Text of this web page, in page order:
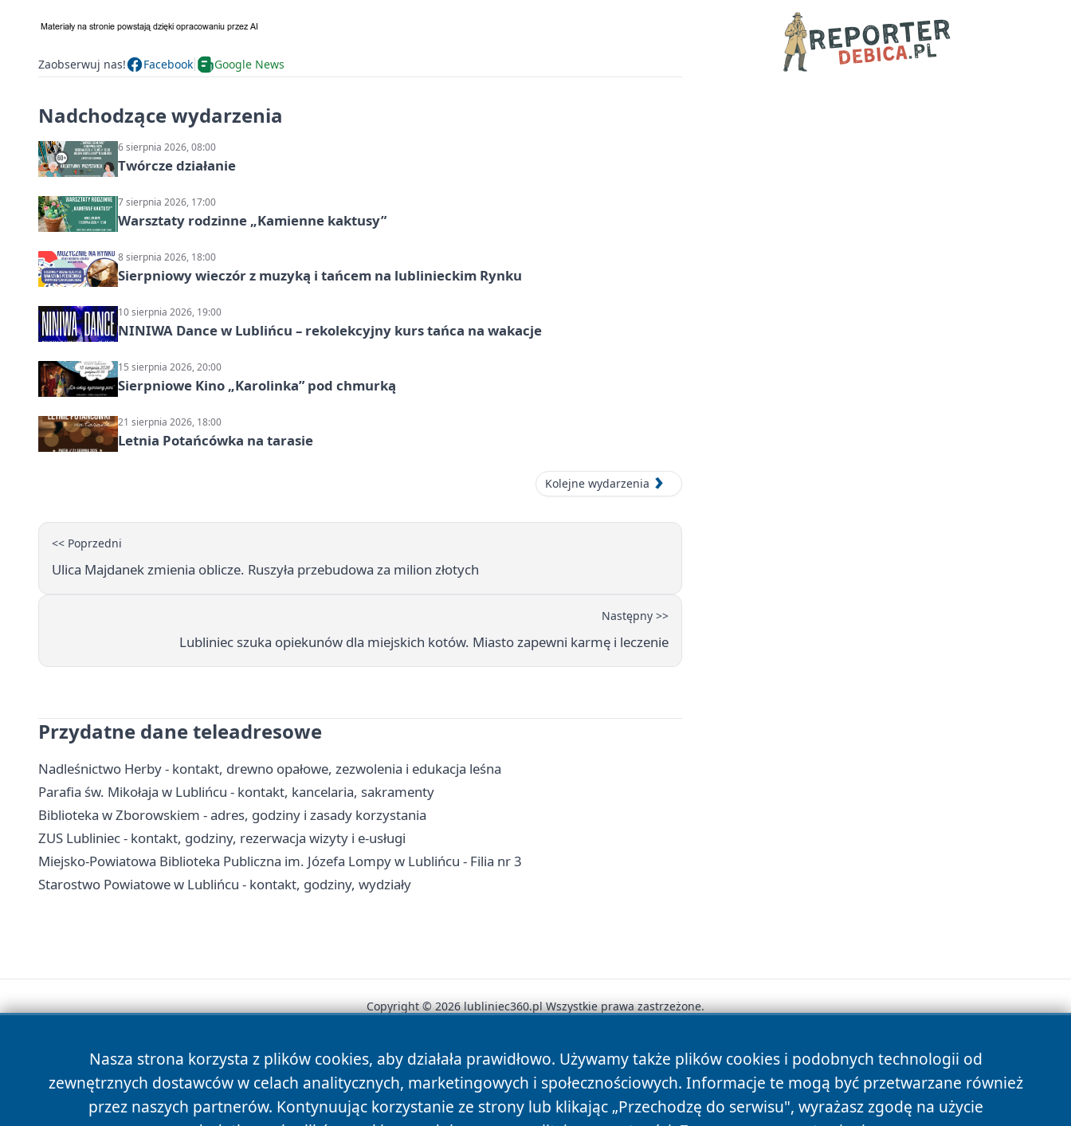
Zaobserwuj nas! Facebook Google News
Nadchodzące wydarzenia
6 sierpnia 2026, 08:00
Twórcze działanie
7 sierpnia 2026, 17:00
Warsztaty rodzinne „Kamienne kaktusy”
8 sierpnia 2026, 18:00
Sierpniowy wieczór z muzyką i tańcem na lublinieckim Rynku
10 sierpnia 2026, 19:00
NINIWA Dance w Lublińcu – rekolekcyjny kurs tańca na wakacje
15 sierpnia 2026, 20:00
Sierpniowe Kino „Karolinka” pod chmurką
21 sierpnia 2026, 18:00
Letnia Potańcówka na tarasie
Kolejne wydarzenia
<< Poprzedni
Ulica Majdanek zmienia oblicze. Ruszyła przebudowa za milion złotych
Następny >>
Lubliniec szuka opiekunów dla miejskich kotów. Miasto zapewni karmę i leczenie
Przydatne dane teleadresowe
Nadleśnictwo Herby - kontakt, drewno opałowe, zezwolenia i edukacja leśna
Parafia św. Mikołaja w Lublińcu - kontakt, kancelaria, sakramenty
Biblioteka w Zborowskiem - adres, godziny i zasady korzystania
ZUS Lubliniec - kontakt, godziny, rezerwacja wizyty i e-usługi
Miejsko-Powiatowa Biblioteka Publiczna im. Józefa Lompy w Lublińcu - Filia nr 3
Starostwo Powiatowe w Lublińcu - kontakt, godziny, wydziały
Nasza strona korzysta z plików cookies, aby działała prawidłowo. Używamy także plików cookies i podobnych technologii od
zewnętrznych dostawców w celach analitycznych, marketingowych i społecznościowych. Informacje te mogą być przetwarzane również
przez naszych partnerów. Kontynuując korzystanie ze strony lub klikając „Przechodzę do serwisu", wyrażasz zgodę na użycie
Copyright © 2026 lubliniec360.pl Wszystkie prawa zastrzeżone.
News Autorzy Polityka Prywatności Polityka Cookies